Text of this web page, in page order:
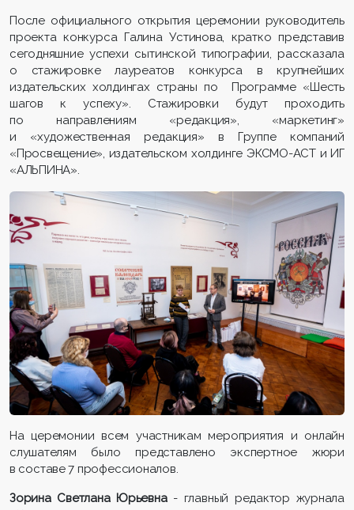
После официального открытия церемонии руководитель
проекта конкурса Галина Устинова, кратко представив
сегодняшние успехи сытинской типографии, рассказала
о стажировке лауреатов конкурса в крупнейших
издательских холдингах страны по Программе «Шесть
шагов к успеху». Стажировки будут проходить
по направлениям «редакция», «маркетинг»
и «художественная редакция» в Группе компаний
«Просвещение», издательском холдинге ЭКСМО-АСТ и ИГ
«АЛЬПИНА».
На церемонии всем участникам мероприятия и онлайн
слушателям было представлено экспертное жюри
в составе 7 профессионалов.
Зорина Светлана Юрьевна - главный редактор журнала